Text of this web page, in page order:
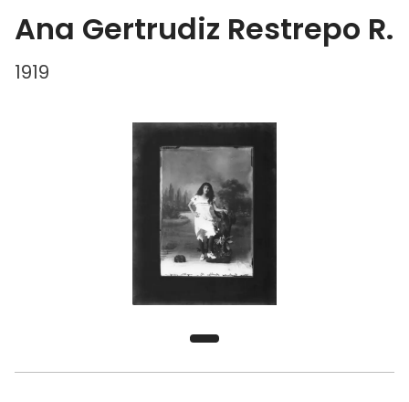
Ana Gertrudiz Restrepo R.
1919